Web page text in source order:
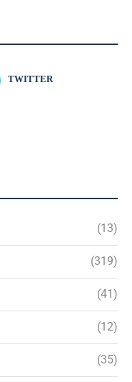
TWITTER
(13)
(319)
(41)
(12)
(35)